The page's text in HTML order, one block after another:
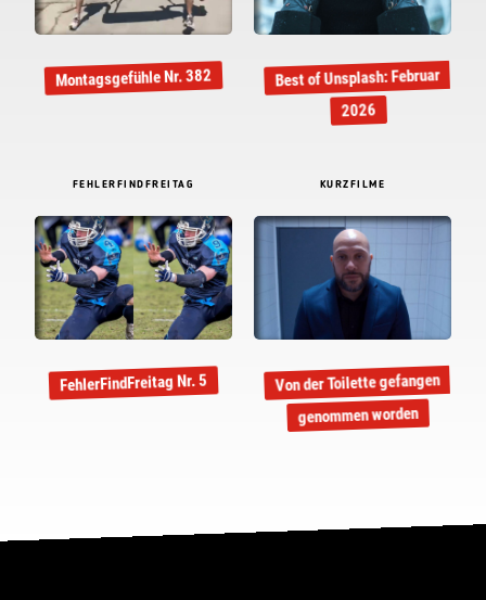
Montagsgefühle Nr. 382 Best of Unsplash: Februar
2026
FEHLERFINDFREITAG
FehlerFindFreitag Nr. 5
KURZFILME
Von der Toilette gefangen
genommen worden